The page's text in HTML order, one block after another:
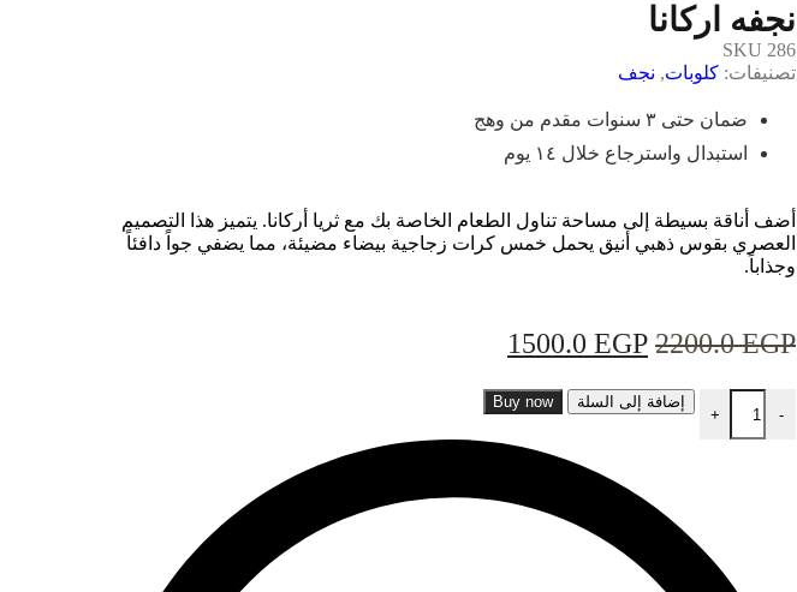
نجفه اركانا
SKU 286
تصنيفات: كلوبات, نجف
ضمان حتى ٣ سنوات مقدم من وهج
استبدال واسترجاع خلال ١٤ يوم
أضف أناقة بسيطة إلى مساحة تناول الطعام الخاصة بك مع ثريا أركانا. يتميز هذا التصميم
العصري بقوس ذهبي أنيق يحمل خمس كرات زجاجية بيضاء مضيئة، مما يضفي جواً دافئاً
وجذاباً.
2200.0EGP
1500.0 EGP
-
+
إضافة إلى السلة Buy now